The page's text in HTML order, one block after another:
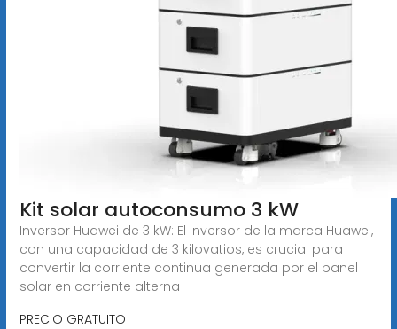
Kit solar autoconsumo 3 kW
Inversor Huawei de 3 kW: El inversor de la marca Huawei,
con una capacidad de 3 kilovatios, es crucial para
convertir la corriente continua generada por el panel
solar en corriente alterna
PRECIO GRATUITO